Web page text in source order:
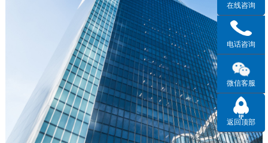
在线咨询
电话咨询
微信客服
返回顶部